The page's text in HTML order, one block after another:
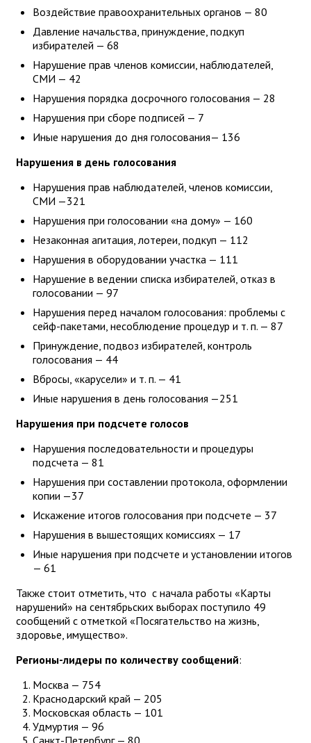
Воздействие правоохранительных органов — 80
Давление начальства, принуждение, подкуп
избирателей — 68
Нарушение прав членов комиссии, наблюдателей,
СМИ — 42
Нарушения порядка досрочного голосования — 28
Нарушения при сборе подписей — 7
Иные нарушения до дня голосования— 136
Нарушения в день голосования
Нарушения прав наблюдателей, членов комиссии,
СМИ —321
Нарушения при голосовании «на дому» — 160
Незаконная агитация, лотереи, подкуп — 112
Нарушения в оборудовании участка — 111
Нарушение в ведении списка избирателей, отказ в
голосовании — 97
Нарушения перед началом голосования: проблемы с
сейф-пакетами, несоблюдение процедур и т. п. — 87
Принуждение, подвоз избирателей, контроль
голосования — 44
Вбросы, «карусели» и т. п. — 41
Иные нарушения в день голосования —251
Нарушения при подсчете голосов
Нарушения последовательности и процедуры
подсчета — 81
Нарушения при составлении протокола, оформлении
копии —37
Искажение итогов голосования при подсчете — 37
Нарушения в вышестоящих комиссиях — 17
Иные нарушения при подсчете и установлении итогов
— 61
Также стоит отметить, что с начала работы «Карты
нарушений» на сентябрьских выборах поступило 49
сообщений с отметкой «Посягательство на жизнь,
здоровье, имущество».
Регионы-лидеры по количеству сообщений:
Москва — 754
Краснодарский край — 205
Московская область — 101
Удмуртия — 96
Санкт-Петербург — 80